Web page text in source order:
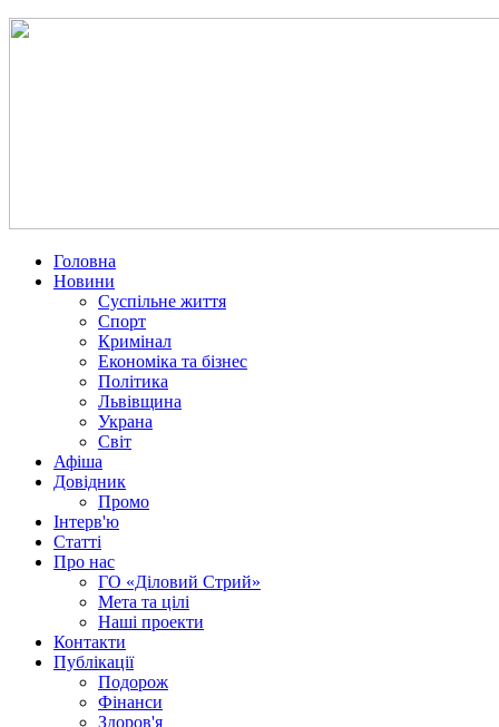
Головна
Новини
Суспільне життя
Спорт
Кримінал
Економіка та бізнес
Політика
Львівщина
Украна
Світ
Афіша
Довідник
Промо
Інтерв'ю
Статті
Про нас
ГО «Діловий Стрий»
Мета та цілі
Наші проекти
Контакти
Публікації
Подорож
Фінанси
Здоров'я